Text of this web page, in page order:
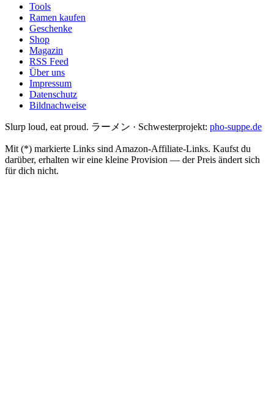
Tools
Ramen kaufen
Geschenke
Shop
Magazin
RSS Feed
Über uns
Impressum
Datenschutz
Bildnachweise
Slurp loud, eat proud. ラーメン · Schwesterprojekt: pho-suppe.de
Mit (*) markierte Links sind Amazon-Affiliate-Links. Kaufst du
darüber, erhalten wir eine kleine Provision — der Preis ändert sich
für dich nicht.